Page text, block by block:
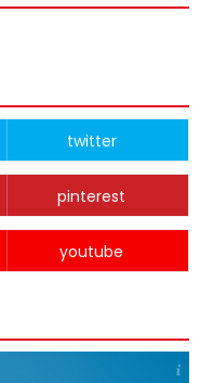
twitter
pinterest
youtube